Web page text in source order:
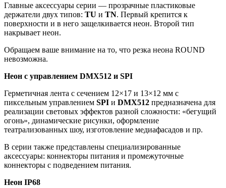
Главные аксессуары серии — прозрачные пластиковые
держатели двух типов: TU и TN. Первый крепится к
поверхности и в него защелкивается неон. Второй тип
накрывает неон.
Обращаем ваше внимание на то, что резка неона ROUND
невозможна.
Неон с управлением DMX512 и SPI
Герметичная лента с сечением 12×17 и 13×12 мм с
пиксельным управлением SPI и DMX512 предназначена для
реализации световых эффектов разной сложности: «бегущий
огонь», динамические рисунки, оформление
театрализованных шоу, изготовление медиафасадов и пр.
В серии также представлены специализированные
аксессуары: коннекторы питания и промежуточные
коннекторы с подведением питания.
Неон IP68